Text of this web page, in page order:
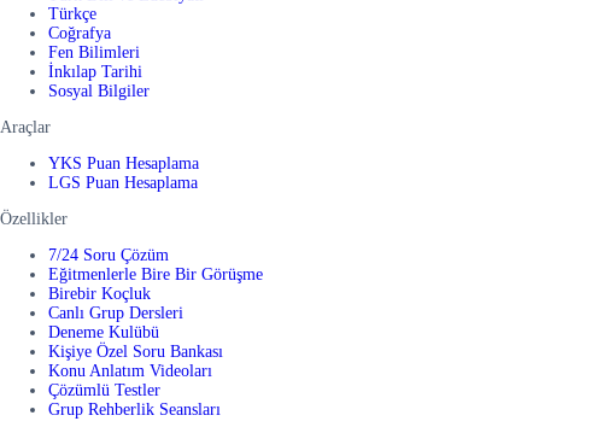
Türkçe
Coğrafya
Fen Bilimleri
İnkılap Tarihi
Sosyal Bilgiler
Araçlar
YKS Puan Hesaplama
LGS Puan Hesaplama
Özellikler
7/24 Soru Çözüm
Eğitmenlerle Bire Bir Görüşme
Birebir Koçluk
Canlı Grup Dersleri
Deneme Kulübü
Kişiye Özel Soru Bankası
Konu Anlatım Videoları
Çözümlü Testler
Grup Rehberlik Seansları